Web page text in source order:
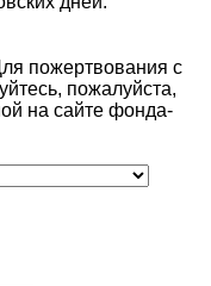
пожертвования с
пожалуйста,
на сайте фонда-